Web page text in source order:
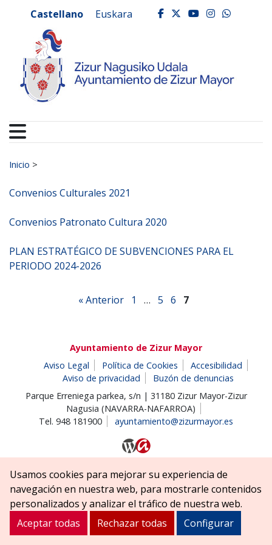
Ayuntamiento de
Castellano Euskara facebook
twitter
youtube
Buscar:
Inicio >
Convenios Culturales 2021
Convenios Patronato Cultura 2020
PLAN ESTRATÉGICO DE SUBVENCIONES PARA EL
PERIODO 2024-2026
« Anterior 1 … 5 6 7
Ayuntamiento de Zizur Mayor
Aviso Legal
Política de Cookies
Accesibilidad
Aviso de privacidad
Buzón de denuncias
Parque Erreniega parkea, s/n | 31180 Zizur Mayor-Zizur
Nagusia (NAVARRA-NAFARROA)
Tel. 948 181900
ayuntamiento@zizurmayor.es
Usamos cookies para mejorar su experiencia de
navegación en nuestra web, para mostrarle contenidos
personalizados y analizar el tráfico de nuestra web.
Aceptar todas
Rechazar todas Configurar